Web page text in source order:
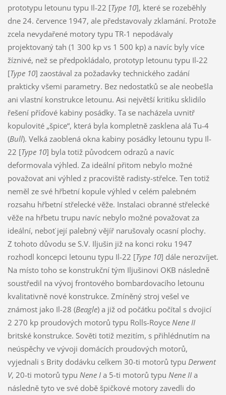
prototypu letounu typu Il-22 [Type 10], které se rozeběhly
dne 24. července 1947, ale představovaly zklamání. Protože
zcela nevydařené motory typu TR-1 nepodávaly
projektovaný tah (1 300 kp vs 1 500 kp) a navíc byly více
žíznivé, než se předpokládalo, prototyp letounu typu Il-22
[Type 10] zaostával za požadavky technického zadání
prakticky všemi parametry. Bez nedostatků se ale neobešla
ani vlastní konstrukce letounu. Asi největší kritiku sklidilo
řešení příďové kabiny posádky. Ta se nacházela uvnitř
kopulovité „špice“, která byla kompletně zasklena alá Tu-4
(Bull). Velká zaoblená okna kabiny posádky letounu typu Il-
22 [Type 10] byla totiž původcem odrazů a navíc
deformovala výhled. Za ideální přitom nebylo možné
považovat ani výhled z pracoviště radisty-střelce. Ten totiž
neměl ze své hřbetní kopule výhled v celém palebném
rozsahu hřbetní střelecké věže. Instalaci obranné střelecké
věže na hřbetu trupu navíc nebylo možné považovat za
ideální, neboť její palebný vějíř narušovaly ocasní plochy.
Z tohoto důvodu se S.V. Iljušin již na konci roku 1947
rozhodl koncepci letounu typu Il-22 [Type 10] dále nerozvíjet.
Na místo toho se konstrukční tým Iljušinovi OKB následně
soustředil na vývoj frontového bombardovacího letounu
kvalitativně nové konstrukce. Zmíněný stroj vešel ve
známost jako Il-28 (Beagle) a již od počátku počítal s dvojicí
2 270 kp proudových motorů typu Rolls-Royce Nene II
britské konstrukce. Sověti totiž mezitím, s přihlédnutím na
neúspěchy ve vývoji domácích proudových motorů,
vyjednali s Brity dodávku celkem 30-ti motorů typu Derwent
V, 20-ti motorů typu Nene Ia 5-ti motorů typu Nene IIa
následně tyto ve své době špičkové motory zavedli do